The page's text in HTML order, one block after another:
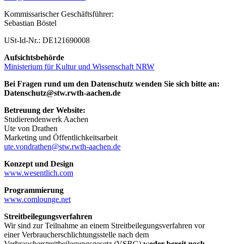
Kommissarischer Geschäftsführer:
Sebastian Böstel
USt-Id-Nr.: DE121690008
Aufsichtsbehörde
Ministerium für Kultur und Wissenschaft NRW
Bei Fragen rund um den Datenschutz wenden Sie sich bitte an:
Datenschutz@stw.rwth-aachen.de
Betreuung der Website:
Studierendenwerk Aachen
Ute von Drathen
Marketing und Öffentlichkeitsarbeit
ute.vondrathen@stw.rwth-aachen.de
Konzept und Design
www.wesentlich.com
Programmierung
www.comlounge.net
Streitbeilegungsverfahren
Wir sind zur Teilnahme an einem Streitbeilegungsverfahren vor
einer Verbraucherschlichtungsstelle nach dem